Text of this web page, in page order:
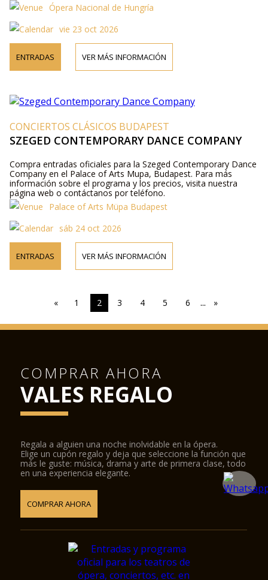
Ópera Nacional de Hungría
vie 23 oct 2026
ENTRADAS VER MÁS INFORMACIÓN
CONCIERTOS CLÁSICOS BUDAPEST
SZEGED CONTEMPORARY DANCE COMPANY
Compra entradas oficiales para la Szeged Contemporary Dance
Company en el Palace of Arts Mupa, Budapest. Para más
información sobre el programa y los precios, visita nuestra
página web o contáctanos por teléfono.
Palace of Arts Müpa Budapest
sáb 24 oct 2026
ENTRADAS VER MÁS INFORMACIÓN
« 1 2 3 4 5 6 ... »
COMPRAR AHORA
VALES REGALO
Regala a alguien una noche inolvidable en la ópera.
Elige un cupón regalo y deja que seleccione la función que
más le guste: música, drama y arte de primera clase, todo
en una experiencia elegante.
COMPRAR AHORA